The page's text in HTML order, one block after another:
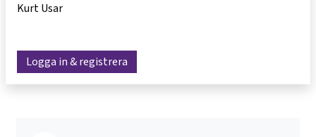
Kurt Usar
Logga in & registrera